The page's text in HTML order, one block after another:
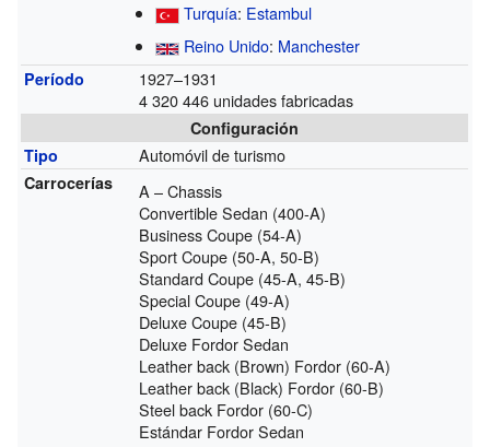
Turquía: Estambul
Reino Unido: Manchester
Período
1927–1931
4 320 446 unidades fabricadas
Configuración
Tipo
Automóvil de turismo
Carrocerías
A – Chassis
Convertible Sedan (400-A)
Business Coupe (54-A)
Sport Coupe (50-A, 50-B)
Standard Coupe (45-A, 45-B)
Special Coupe (49-A)
Deluxe Coupe (45-B)
Deluxe Fordor Sedan
Leather back (Brown) Fordor (60-A)
Leather back (Black) Fordor (60-B)
Steel back Fordor (60-C)
Estándar Fordor Sedan